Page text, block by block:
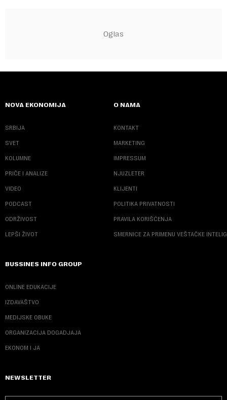
NOVA EKONOMIJA
SRBIJA
SVET
KOLUMNE
PRIČE I ANALIZE
VIDEO
PODCAST
ODRŽIVOST
LEPŠI ŽIVOT
O NAMA
KONTAKT
MARKETING
IMPRESSUM
NJUZLETER
KLIJENTI
POLITIKA PRIVATNOSTI
PRAVILA KORIŠĆENJA
SMERNICE ZA PRIMENU VEŠTAČKE
BUSSINES INFO GROUP
ONLINE EDUKACIJE
IZDAVAŠTVO
MEDIJSKE OBUKE
ORGANIZACIJA DOGADJAJA
EKONOM I JA
NEWSLETTER